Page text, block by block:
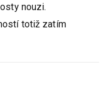
nouzi.
totiž zatím